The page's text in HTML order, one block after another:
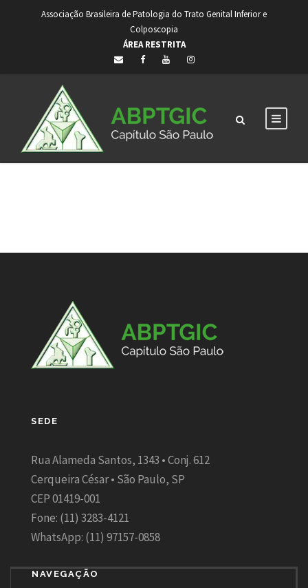
Associação Brasileira de Patologia do Trato Genital Inferior e
Colposcopia
ÁREA RESTRITA
SEDE
Rua Alameda Santos, 1343 • Conj. 612
Cerqueira César • São Paulo, SP
CEP 01419-001
Fone: (11) 3283-4121
WhatsApp: (11) 97157-0858
NAVEGAÇÃO